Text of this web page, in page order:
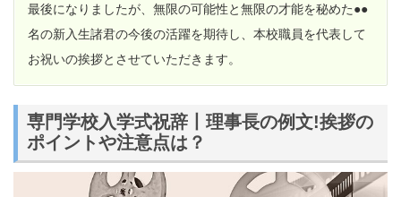
最後になりましたが、無限の可能性と無限の才能を秘めた●●
名の新入生諸君の今後の活躍を期待し、本校職員を代表して
お祝いの挨拶とさせていただきます。
専門学校入学式祝辞丨理事長の例文!挨拶の
ポイントや注意点は？